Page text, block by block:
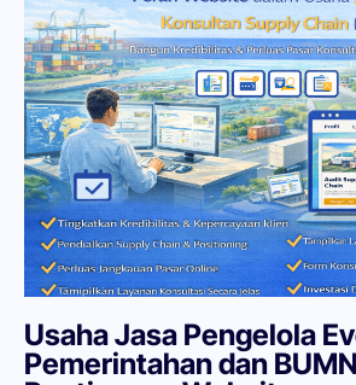
Usaha Jasa Pengelola
Pemerintahan dan